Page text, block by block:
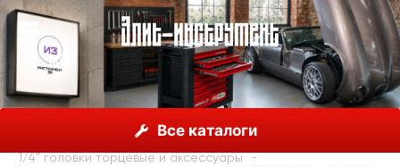
Все каталоги
Unior, Словения
Головки торцевые с принадлежностями
1/4" головки торцевые и аксессуары